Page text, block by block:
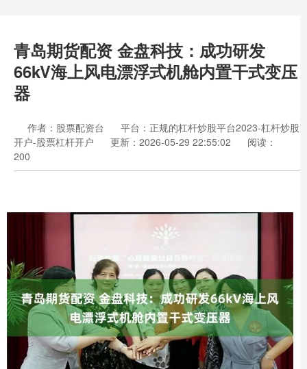
青岛期货配资 金盘科技：成功研发
66kV海上风电漂浮式机舱内置干式变压
器
作者：股票配资台
平台：正规的杠杆炒股平台2023-杠杆炒股
开户-股票杠杆开户
更新：2026-05-29 22:55:02
阅读：
200